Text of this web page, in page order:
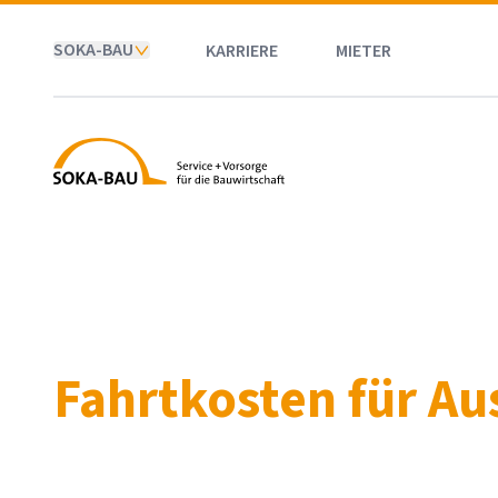
SOKA-BAU KARRIERE MIETER
SOKA-BAU
Fahrtkosten für